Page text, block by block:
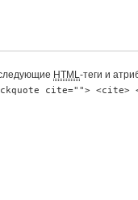
HTML-теги и
cite=""> <cite>